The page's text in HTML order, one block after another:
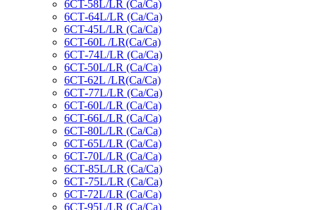
6CT-58L/LR (Ca/Ca)
6СТ-64L/LR (Ca/Ca)
6CT-45L/LR (Ca/Ca)
6CT-60L /LR(Ca/Ca)
6СТ-74L/LR (Са/Са)
6CT-50L/LR (Ca/Ca)
6CT-62L /LR(Ca/Ca)
6СТ-77L/LR (Ca/Ca)
6CT-60L/LR (Ca/Ca)
6CT-66L/LR (Ca/Ca)
6CT-80L/LR (Са/Са)
6CT-65L/LR (Ca/Ca)
6CT-70L/LR (Са/Са)
6СТ-85L/LR (Са/Са)
6СТ-75L/LR (Ca/Ca)
6CT-72L/LR (Ca/Ca)
6CT-95L/LR (Са/Са)